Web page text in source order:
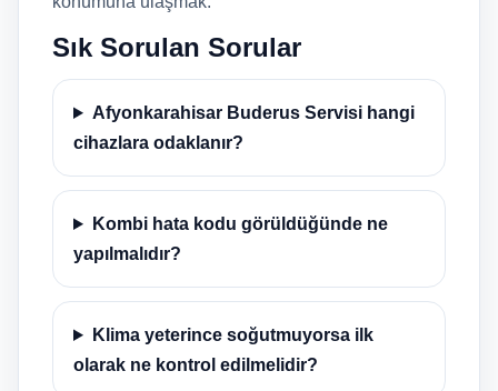
Sık Sorulan Sorular
Afyonkarahisar Buderus Servisi hangi
cihazlara odaklanır?
Kombi hata kodu görüldüğünde ne
yapılmalıdır?
Klima yeterince soğutmuyorsa ilk
olarak ne kontrol edilmelidir?